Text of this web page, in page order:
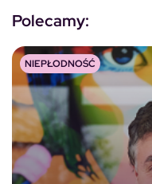
Polecamy:
NIEPŁODNOŚĆ